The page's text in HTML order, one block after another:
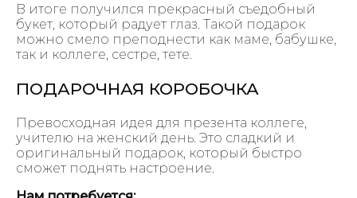
В итоге получился прекрасный съедобный
букет, который радует глаз. Такой подарок
можно смело преподнести как маме, бабушке,
так и коллеге, сестре, тете.
ПОДАРОЧНАЯ КОРОБОЧКА
Превосходная идея для презента коллеге,
учителю на женский день. Это сладкий и
оригинальный подарок, который быстро
сможет поднять настроение.